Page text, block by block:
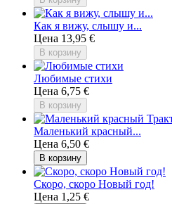
Как я вижу, слышу и...
Цена 13,95 €
В корзину
Любимые стихи
Цена 6,75 €
В корзину
Маленький красный...
Цена 6,50 €
В корзину
Скоро, скоро Новый год!
Цена 1,25 €